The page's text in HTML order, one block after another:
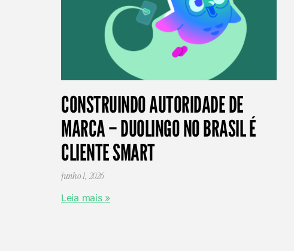
CONSTRUINDO AUTORIDADE DE
MARCA – DUOLINGO NO BRASIL É
CLIENTE SMART
junho 1, 2026
Leia mais »